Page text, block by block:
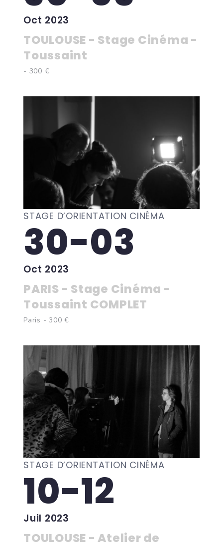
Oct 2023
TOULOUSE - Stage Cinéma -
Toussaint
- 300 €
STAGE D’ORIENTATION CINÉMA
30-03
Oct 2023
PARIS - Stage Cinéma -
Toussaint COMPLET
Paris - 300 €
STAGE D’ORIENTATION CINÉMA
10-12
Juil 2023
TOULOUSE - Atelier de